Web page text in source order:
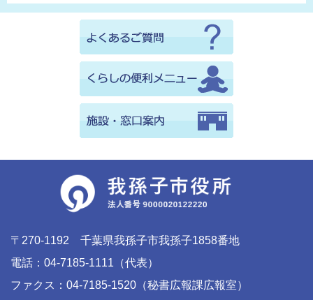
〒270-1192 千葉県我孫子市我孫子1858番地
電話：04-7185-1111（代表）
ファクス：04-7185-1520（秘書広報課広報室）